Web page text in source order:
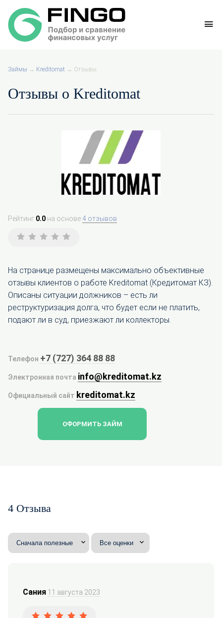
Займы → Kreditomat → Отзывы
Отзывы о Kreditomat
Рейтинг 0.0 на основе4 отзывов
На странице размещены максимально объективные
отзывы клиентов о работе Kreditomat (Кредитомат КЗ).
Описаны ситуации должников – есть ли
реструктуризация долга, что будет если не платить,
подают ли в суд, приезжают ли коллекторы.
Телефон +7 (727) 364 88 88
Электронная почта info@kreditomat.kz
Официальный сайт kreditomat.kz
ОФОРМИТЬ ЗАЙМ
4 Отзыва
Сания 11 августа 2023